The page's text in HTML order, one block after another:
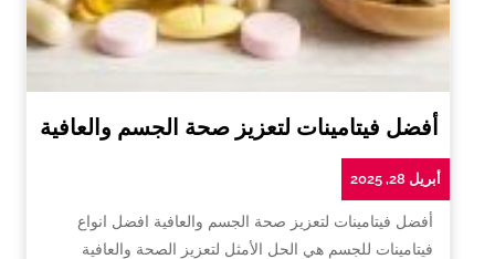
أفضل فيتامينات لتعزيز صحة الجسم والعافية
أبريل 28, 2025
أفضل فيتامينات لتعزيز صحة الجسم والعافية افضل انواع
فيتامينات للجسم هي الحل الأمثل لتعزيز الصحة والعافية